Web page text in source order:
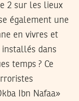
2 sur les lieux
également une
en vivres et
dans
temps ? Ce
Ibn Nafaa»